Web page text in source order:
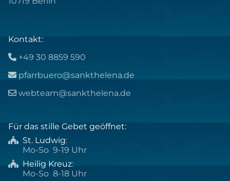
Kontakt:
 +49 30 8859 590
 pfarrbuero@sankthelena.de
 webteam@sankthelena.de
Für das stille Gebet geöffnet:
 St. Ludwig:
Mo-So 9-19 Uhr
 Heilig Kreuz:
Mo-So 8-18 Uhr